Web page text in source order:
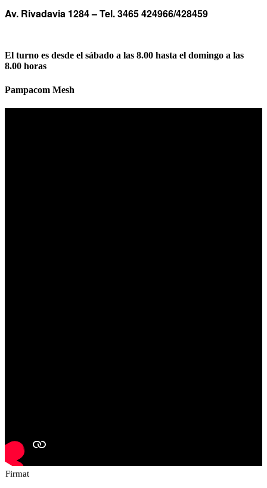
Av. Rivadavia 1284 –Tel. 3465 424966/428459
El turno es desde el sábado a las 8.00 hasta el domingo a las
8.00 horas
Pampacom Mesh
Firmat